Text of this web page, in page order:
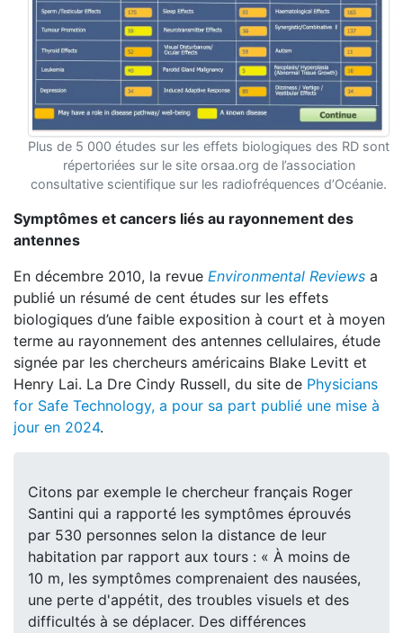
Plus de 5 000 études sur les effets biologiques des RD sont
répertoriées sur le site orsaa.org de l’association
consultative scientifique sur les radiofréquences d’Océanie.
Symptômes et cancers liés au rayonnement des
antennes
En décembre 2010, la revue Environmental Reviews a
publié un résumé de cent études sur les effets
biologiques d’une faible exposition à court et à moyen
terme au rayonnement des antennes cellulaires, étude
signée par les chercheurs américains Blake Levitt et
Henry Lai. La Dre Cindy Russell, du site de Physicians
for Safe Technology, a pour sa part publié une mise à
jour en 2024.
Citons par exemple le chercheur français Roger
Santini qui a rapporté les symptômes éprouvés
par 530 personnes selon la distance de leur
habitation par rapport aux tours : « À moins de
10 m, les symptômes comprenaient des nausées,
une perte d'appétit, des troubles visuels et des
difficultés à se déplacer. Des différences